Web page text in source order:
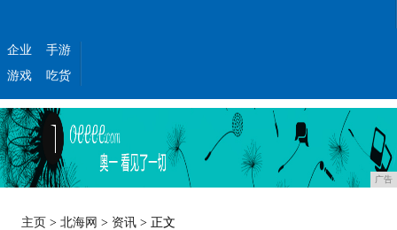
企业
手游
游戏
吃货
广告
主页 >北海网 > 资讯 > 正文